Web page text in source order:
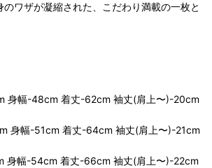
のワザが凝縮された、こだわり満載の一枚と
身幅-48cm 着丈-62cm 袖丈(肩上〜)-20cm
身幅-51cm 着丈-64cm 袖丈(肩上〜)-21cm
身幅-54cm 着丈-66cm 袖丈(肩上〜)-22cm